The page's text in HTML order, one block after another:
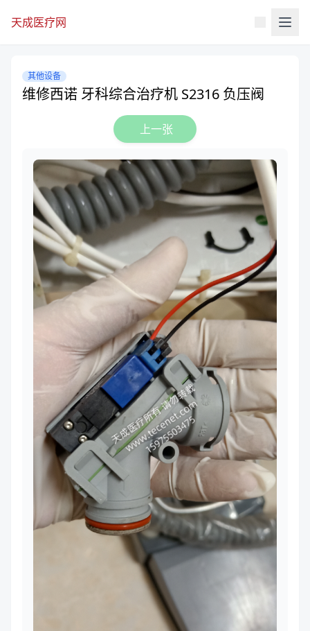
天成医疗网
其他设备
维修西诺 牙科综合治疗机 S2316 负压阀
上一张